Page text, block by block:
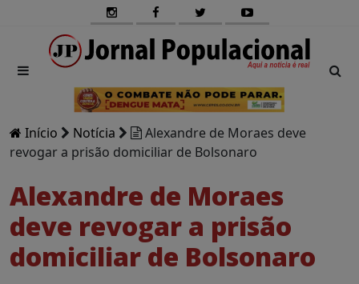
Início Notícia
Alexandre de Moraes deve
revogar a prisão domiciliar de Bolsonaro
Alexandre de Moraes
deve revogar a prisão
domiciliar de Bolsonaro